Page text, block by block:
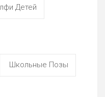
Детей
Школьные Позы